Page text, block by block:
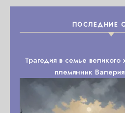
ПОСЛЕДНИЕ
Трагедия в семье великого
племянник